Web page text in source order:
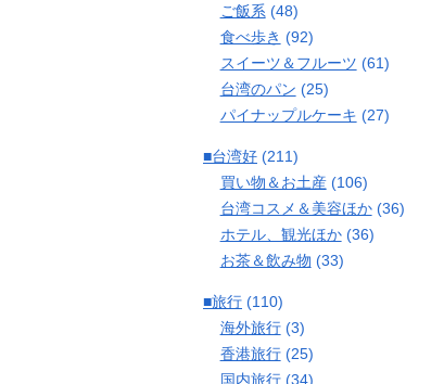
ご飯系 (48)
食べ歩き (92)
スイーツ＆フルーツ (61)
台湾のパン (25)
パイナップルケーキ (27)
■台湾好 (211)
買い物＆お土産(106)
台湾コスメ＆美容ほか(36)
ホテル、観光ほか(36)
お茶＆飲み物 (33)
■旅行 (110)
海外旅行(3)
香港旅行(25)
国内旅行(34)